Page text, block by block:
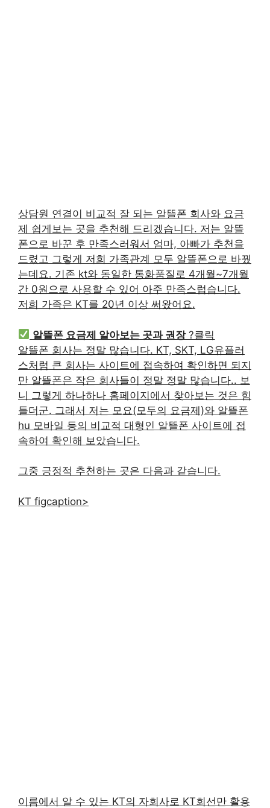
상담원 연결이 비교적 잘 되는 알뜰폰 회사와 요금
제 쉽게보는 곳을 추천해 드리겠습니다. 저는 알뜰
폰으로 바꾼 후 만족스러워서 엄마, 아빠가 추천을
드렸고 그렇게 저희 가족관계 모두 알뜰폰으로 바꿨
는데요. 기존 kt와 동일한 통화품질로 4개월~7개월
간 0원으로 사용할 수 있어 아주 만족스럽습니다.
저희 가족은 KT를 20년 이상 써왔어요.
알뜰폰 요금제 알아보는 곳과 권장?클릭
알뜰폰 회사는 정말 많습니다. KT, SKT, LG유플러
스처럼 큰 회사는 사이트에 접속하여 확인하면 되지
만 알뜰폰은 작은 회사들이 정말 정말 많습니다.. 보
니 그렇게 하나하나 홈페이지에서 찾아보는 것은 힘
들더군. 그래서 저는 모요(모두의 요금제)와 알뜰폰
hu 모바일 등의 비교적 대형인 알뜰폰 사이트에 접
속하여 확인해 보았습니다.
그중 긍정적 추천하는 곳은 다음과 같습니다.
KT figcaption>
이름에서 알 수 있는 KT의 자회사로 KT회선만 활용